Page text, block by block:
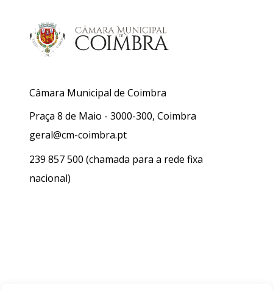
Câmara Municipal de Coimbra
Praça 8 de Maio - 3000-300, Coimbra
geral@cm-coimbra.pt
239 857 500 (chamada para a rede fixa
nacional)